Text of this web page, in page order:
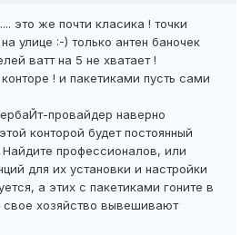
это же почти класика ! точки
улице :-) только антен баночек
ватт на 5 не хватает !
! и пакетиками пусть сами
провайдер наверно
конторой будет постоянный
профессионалов, или
для их установки и настройки
а этих с пакетиками гоните в
хозяйство вывешивают